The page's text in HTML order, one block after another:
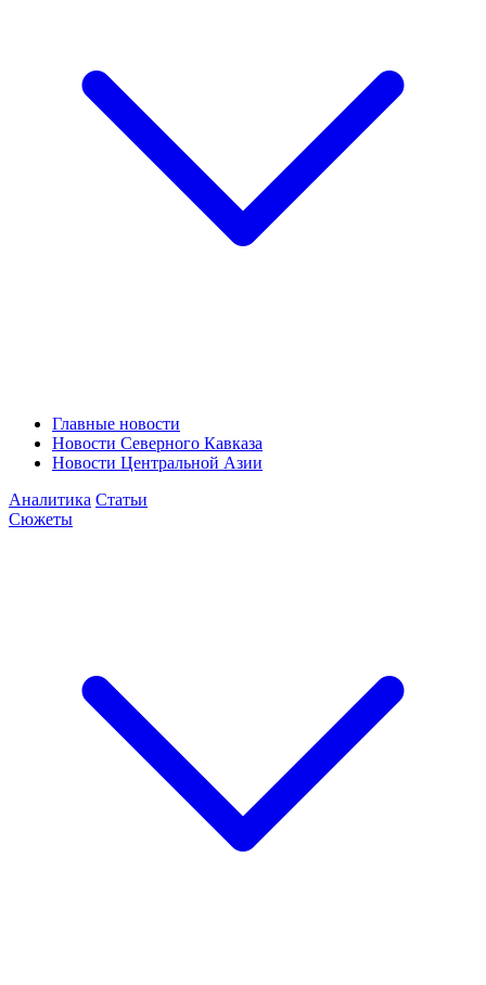
Главные новости
Новости Северного Кавказа
Новости Центральной Азии
Аналитика Статьи
Сюжеты